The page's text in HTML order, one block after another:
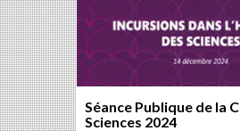
Séance Publique de la
Sciences 2024